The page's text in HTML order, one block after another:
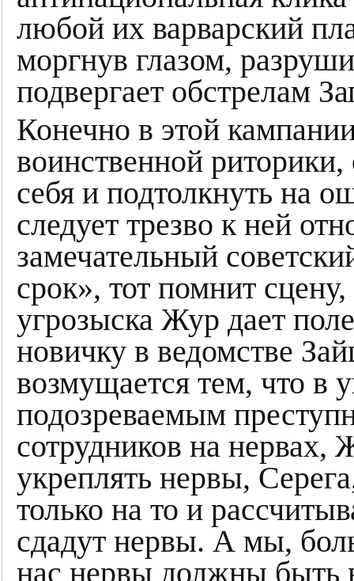
любой их варварский
моргнув глазом,
подвергает обстрелам
Конечно в этой
воинственной
себя и подтолкнуть на
следует трезво к ней
замечательный
срок», тот помнит
угрозыска Жур дает
новичку в ведомстве
возмущается тем, что в
подозреваемым
сотрудников на нервах,
укреплять нервы,
только на то и
сдадут нервы. А мы,
нас нервы должны быть